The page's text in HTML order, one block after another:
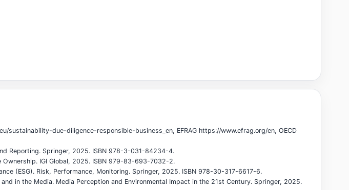
sustainability-due-diligence-responsible-business_en, EFRAG https://www.efrag.org/en, OECD
Reporting. Springer, 2025. ISBN 978-3-031-84234-4.
Ownership. IGI Global, 2025. ISBN 979-83-693-7032-2.
(ESG). Risk, Performance, Monitoring. Springer, 2025. ISBN 978-30-317-6617-6.
in the Media. Media Perception and Environmental Impact in the 21st Century. Springer, 2025.